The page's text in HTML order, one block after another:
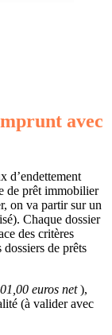
avec
d’endettement
de prêt immobilier
on va partir sur un
Chaque dossier
des critères
de prêts
euros net),
(à valider avec